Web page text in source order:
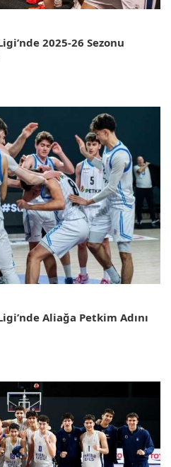
2025-26 Sezonu
Aliağa Petkim Adını